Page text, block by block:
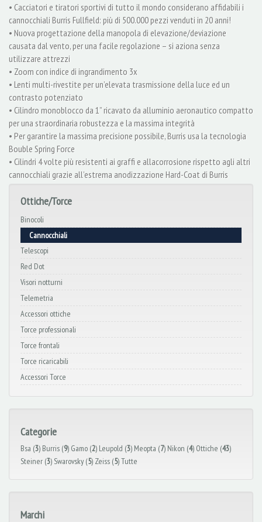
• Cacciatori e tiratori sportivi di tutto il mondo considerano affidabili i
cannocchiali Burris Fullfield: più di 500.000 pezzi venduti in 20 anni!
• Nuova progettazione della manopola di elevazione/deviazione
causata dal vento, per una facile regolazione – si aziona senza
utilizzare attrezzi
• Zoom con indice di ingrandimento 3x
• Lenti multi-rivestite per un’elevata trasmissione della luce ed un
contrasto potenziato
• Cilindro monoblocco da 1” ricavato da alluminio aeronautico compatto
per una straordinaria robustezza e la massima integrità
• Per garantire la massima precisione possibile, Burris usa la tecnologia
Bouble Spring Force
• Cilindri 4 volte più resistenti ai graffi e allacorrosione rispetto agli altri
cannocchiali grazie all’estrema anodizzazione Hard-Coat di Burris
Ottiche/Torce
Binocoli
Cannocchiali
Telescopi
Red Dot
Visori notturni
Telemetria
Accessori ottiche
Torce professionali
Torce frontali
Torce ricaricabili
Accessori Torce
Categorie
Bsa (3) Burris (9) Gamo (2) Leupold (3) Meopta (7) Nikon (4) Ottiche (43)
Steiner (3) Swarovsky (5) Zeiss (5)Tutte
Marchi